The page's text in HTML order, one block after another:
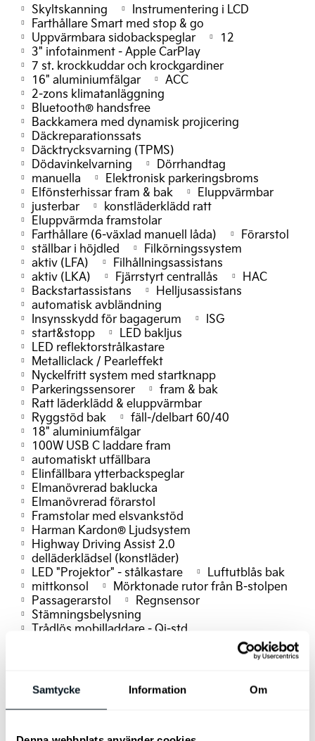
Samtycke Information Om
Skyltskanning
Instrumentering i LCD
Farthållare Smart med stop & go
Uppvärmbara sidobackspeglar
12
3" infotainment - Apple CarPlay
7 st. krockkuddar och krockgardiner
16" aluminiumfälgar
ACC
2-zons klimatanläggning
Bluetooth® handsfree
Backkamera med dynamisk projicering
Däckreparationssats
Däcktrycksvarning (TPMS)
Dödavinkelvarning
Dörrhandtag
manuella
Elektronisk parkeringsbroms
Elfönsterhissar fram & bak
Eluppvärmbar
justerbar
konstläderklädd ratt
Eluppvärmda framstolar
Farthållare (6-växlad manuell låda)
Förarstol
ställbar i höjdled
Filkörningssystem
aktiv (LFA)
Filhållningsassistans
aktiv (LKA)
Fjärrstyrt centrallås
HAC
Backstartassistans
Helljusassistans
automatisk avbländning
Insynsskydd för bagagerum
ISG
start&stopp
LED bakljus
LED reflektorstrålkastare
Metalliclack / Pearleffekt
Nyckelfritt system med startknapp
Parkeringssensorer
fram & bak
Ratt läderklädd & eluppvärmbar
Ryggstöd bak
fäll-/delbart 60/40
18" aluminiumfälgar
100W USB C laddare fram
automatiskt utfällbara
Elinfällbara ytterbackspeglar
Elmanövrerad baklucka
Elmanövrerad förarstol
Framstolar med elsvankstöd
Harman Kardon® Ljudsystem
Highway Driving Assist 2.0
delläderklädsel (konstläder)
LED "Projektor" - stålkastare
Luftutblås bak
mittkonsol
Mörktonade rutor från B-stolpen
Passagerarstol
Regnsensor
Stämningsbelysning
Trådlös mobilladdare - Qi-std.